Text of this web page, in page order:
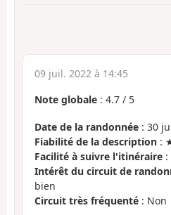
09 juil. 2022 à 14:45
Note globale : 4.7 / 5
Date de la randonnée : 30
Fiabilité de la description :
Facilité à suivre l'itinéraire
Intérêt du circuit de
bien
Circuit très fréquenté : Non